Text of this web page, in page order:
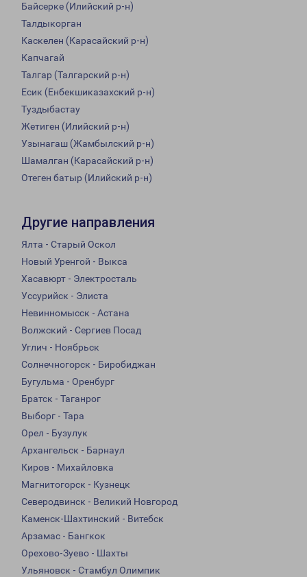
Байсерке (Илийский р-н)
Талдыкорган
Каскелен (Карасайский р-н)
Капчагай
Талгар (Талгарский р-н)
Есик (Енбекшиказахский р-н)
Туздыбастау
Жетиген (Илийский р-н)
Узынагаш (Жамбылский р-н)
Шамалган (Карасайский р-н)
Отеген батыр (Илийский р-н)
Другие направления
Ялта - Старый Оскол
Новый Уренгой - Выкса
Хасавюрт - Электросталь
Уссурийск - Элиста
Невинномысск - Астана
Волжский - Сергиев Посад
Углич - Ноябрьск
Солнечногорск - Биробиджан
Бугульма - Оренбург
Братск - Таганрог
Выборг - Тара
Орел - Бузулук
Архангельск - Барнаул
Киров - Михайловка
Магнитогорск - Кузнецк
Северодвинск - Великий Новгород
Каменск-Шахтинский - Витебск
Арзамас - Бангкок
Орехово-Зуево - Шахты
Ульяновск - Стамбул Олимпик